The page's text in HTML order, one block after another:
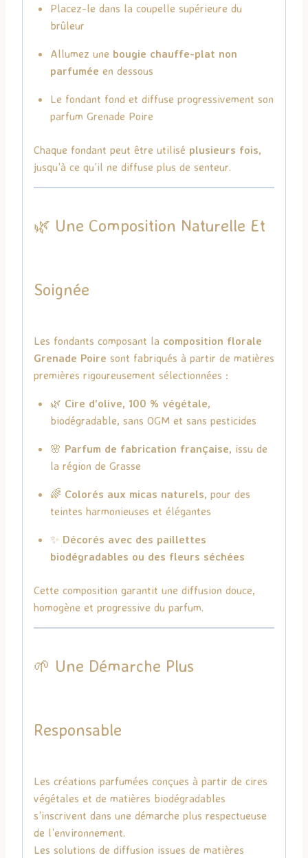
Placez-le dans la coupelle supérieure du
brûleur
Allumez une bougie chauffe-plat non
parfumée en dessous
Le fondant fond et diffuse progressivement son
parfum Grenade Poire
Chaque fondant peut être utilisé plusieurs fois,
jusqu’à ce qu’il ne diffuse plus de senteur.
🌿 Une Composition Naturelle Et
Soignée
Les fondants composant la composition florale
Grenade Poire sont fabriqués à partir de matières
premières rigoureusement sélectionnées :
🌿 Cire d’olive, 100 % végétale,
biodégradable, sans OGM et sans pesticides
🌸 Parfum de fabrication française, issu de
la région de Grasse
🌈 Colorés aux micas naturels, pour des
teintes harmonieuses et élégantes
✨ Décorés avec des paillettes
biodégradables ou des fleurs séchées
Cette composition garantit une diffusion douce,
homogène et progressive du parfum.
🌱 Une Démarche Plus
Responsable
Les créations parfumées conçues à partir de cires
végétales et de matières biodégradables
s’inscrivent dans une démarche plus respectueuse
de l’environnement.
Les solutions de diffusion issues de matières